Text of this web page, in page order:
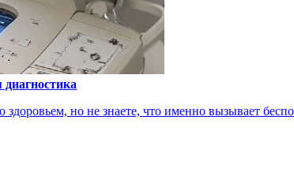
но не знаете, что именно вызывает